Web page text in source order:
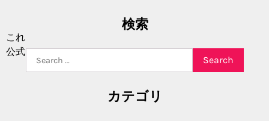
これ
公式
検索
for:
カテゴリ